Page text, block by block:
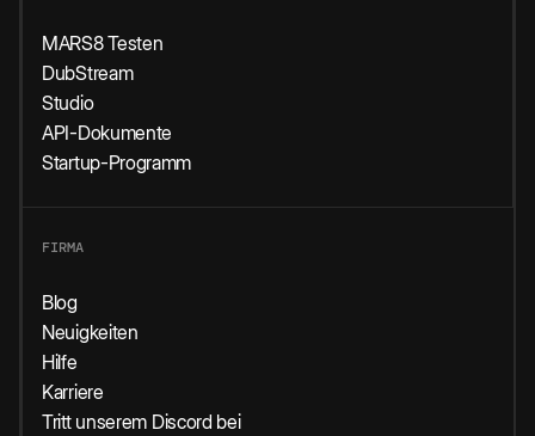
MARS8 Testen
DubStream
Studio
API-Dokumente
Startup-Programm
FIRMA
Blog
Neuigkeiten
Hilfe
Karriere
Tritt unserem Discord bei